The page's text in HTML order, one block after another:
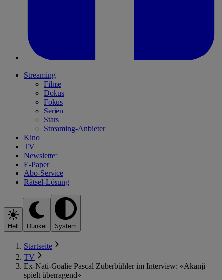
Streaming
Filme
Dokus
Fokus
Serien
Stars
Streaming-Anbieter
Kino
TV
Newsletter
E-Paper
Abo-Service
Rätsel-Lösung
Hell Dunkel System
Startseite
TV
Ex-Nati-Goalie Pascal Zuberbühler im Interview: «Akanji
spielt überragend»